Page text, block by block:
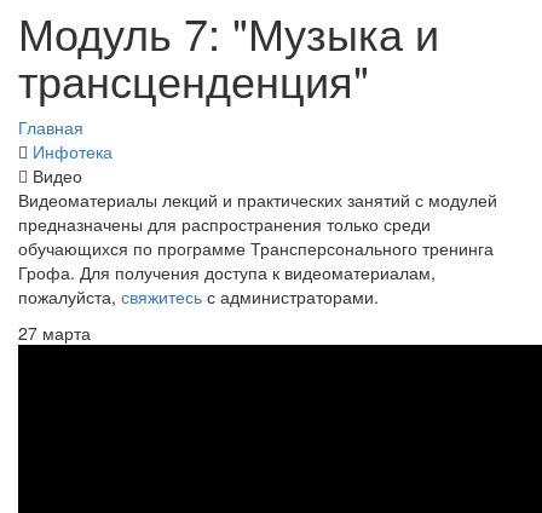
Модуль 7: "Музыка и
трансценденция"
Главная
Инфотека
Видео
Видеоматериалы лекций и практических занятий с модулей
предназначены для распространения только среди
обучающихся по программе Трансперсонального тренинга
Грофа. Для получения доступа к видеоматериалам,
пожалуйста, свяжитесь с администраторами.
27 марта